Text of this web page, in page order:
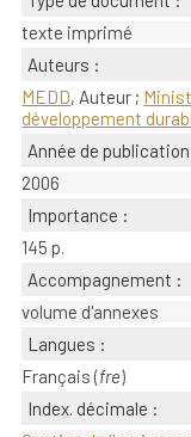
texte imprimé
Auteurs :
MEDD, Auteur ;
développement
Année de
2006
Importance :
145 p.
Accompagnement :
volume d'annexes
Langues :
Français (fre)
Index. décimale :